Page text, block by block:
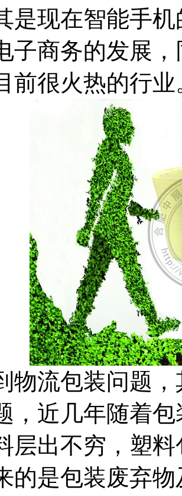
是现在智能手
子商务的发展
前很火热的行业
流包装问题，
，近几年随着
层出不穷，塑
的是包装废弃